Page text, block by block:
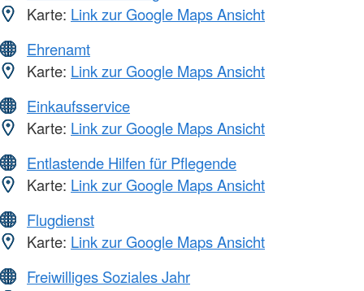
Karte: Link zur Google Maps Ansicht
Ehrenamt
Karte: Link zur Google Maps Ansicht
Einkaufsservice
Karte: Link zur Google Maps Ansicht
Entlastende Hilfen für Pflegende
Karte: Link zur Google Maps Ansicht
Flugdienst
Karte: Link zur Google Maps Ansicht
Freiwilliges Soziales Jahr